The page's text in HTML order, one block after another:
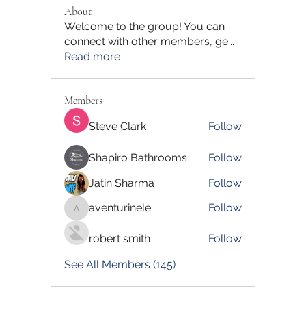
About
Welcome to the group! You can
connect with other members, ge...
Read more
Members
Steve Clark Follow
Shapiro Bathrooms
Follow
Jatin Sharma
Follow
aventurinele
aventurinele Follow
robert smith
Follow
See All Members (145)